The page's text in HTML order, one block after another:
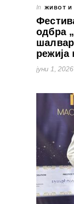
In ЖИВОТ И
одбра
јуни 1, 2026